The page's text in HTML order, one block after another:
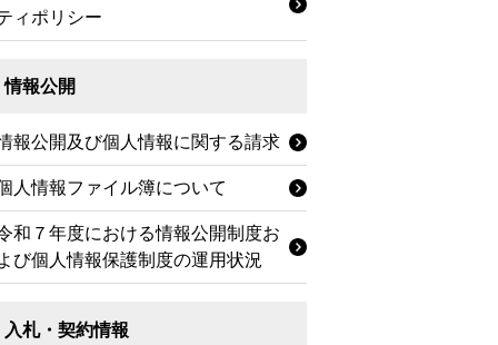
ィポリシー
情報公開
報公開及び個人情報に関する請求
人情報ファイル簿について
和７年度における情報公開制度お
び個人情報保護制度の運用状況
入札・契約情報